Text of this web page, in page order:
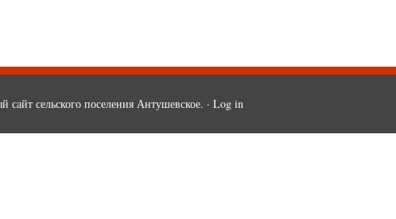
сельского поселения Антушевское. · Log in